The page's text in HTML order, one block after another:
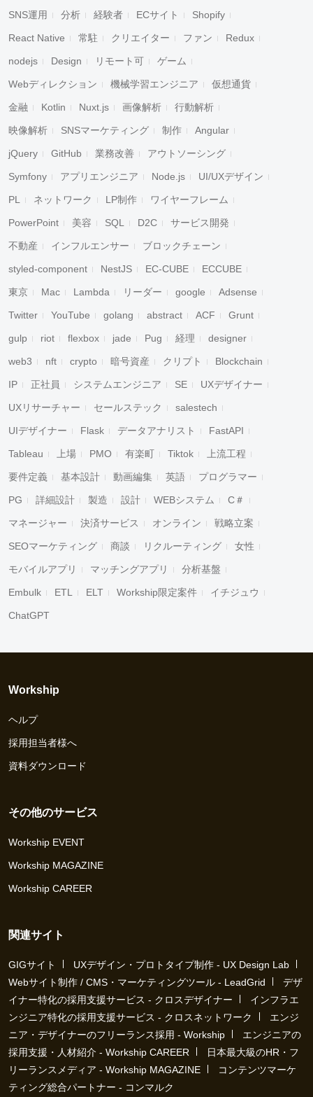
SNS運用 分析 経験者 ECサイト Shopify
React Native 常駐 クリエイター ファン Redux
nodejs Design リモート可 ゲーム
Webディレクション 機械学習エンジニア 仮想通貨
金融 Kotlin Nuxt.js 画像解析 行動解析
映像解析 SNSマーケティング 制作 Angular
jQuery GitHub 業務改善 アウトソーシング
Symfony アプリエンジニア Node.js UI/UXデザイン
PL ネットワーク LP制作 ワイヤーフレーム
PowerPoint 美容 SQL D2C サービス開発
不動産 インフルエンサー ブロックチェーン
styled-component NestJS EC-CUBE ECCUBE
東京 Mac Lambda リーダー google Adsense
Twitter YouTube golang abstract ACF Grunt
gulp riot flexbox jade Pug 経理 designer
web3 nft crypto 暗号資産 クリプト Blockchain
IP 正社員 システムエンジニア SE UXデザイナー
UXリサーチャー セールステック salestech
UIデザイナー Flask データアナリスト FastAPI
Tableau 上場 PMO 有楽町 Tiktok 上流工程
要件定義 基本設計 動画編集 英語 プログラマー
PG 詳細設計 製造 設計 WEBシステム C＃
マネージャー 決済サービス オンライン 戦略立案
SEOマーケティング 商談 リクルーティング 女性
モバイルアプリ マッチングアプリ 分析基盤
Embulk ETL ELT Workship限定案件 イチジュウ
ChatGPT
Workship
ヘルプ
採用担当者様へ
資料ダウンロード
その他のサービス
Workship EVENT
Workship MAGAZINE
Workship CAREER
関連サイト
GIGサイト
UXデザイン・プロトタイプ制作 - UX Design Lab
Webサイト制作 / CMS・マーケティングツール - LeadGrid
デザ
イナー特化の採用支援サービス - クロスデザイナー
インフラエ
ンジニア特化の採用支援サービス - クロスネットワーク
エンジ
ニア・デザイナーのフリーランス採用 - Workship
エンジニアの
採用支援・人材紹介 - Workship CAREER
日本最大級のHR・フ
リーランスメディア - Workship MAGAZINE
コンテンツマーケ
ティング総合パートナー - コンマルク